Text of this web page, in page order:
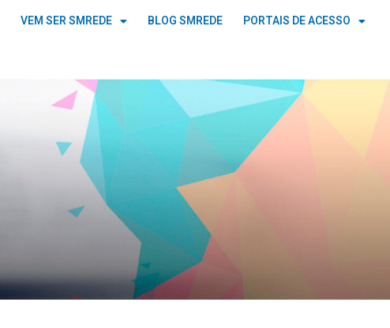
VEM SER SMREDE BLOG SMREDE PORTAIS DE ACESSO